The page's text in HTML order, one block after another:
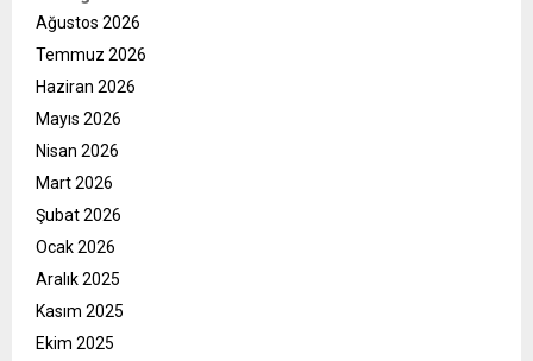
Ağustos 2026
Temmuz 2026
Haziran 2026
Mayıs 2026
Nisan 2026
Mart 2026
Şubat 2026
Ocak 2026
Aralık 2025
Kasım 2025
Ekim 2025